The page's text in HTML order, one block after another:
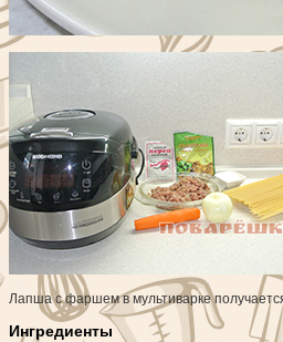
Лапша с фаршем в мультиварке
Ингредиенты